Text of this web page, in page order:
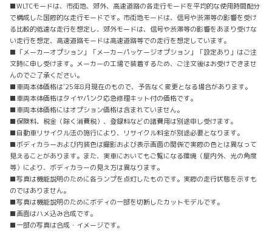
■WLTCモードは、市街地、郊外、高速道路の各走行モードを平均的な使用時間配分
で構成した国際的な走行モードです。市街地モードは、信号や渋滞等の影響を受け
る比較的低速な走行を想定し、郊外モードは、信号や渋滞等の影響をあまり受けな
い走行を想定、高速道路モードは高速道路等での走行を想定しています。
■「メーカーオプション」「メーカーパッケージオプション」「設定あり」はご注
文時に申し受けます。メーカーの工場で装着するため、ご注文後はお受けできませ
んのでご了承ください。
■車両本体価格は'25年8月現在のもので、予告なく変更となる場合があります。
■車両本体価格はタイヤパンク応急修理キット付の価格です。
■車両本体価格にはオプション価格は含まれていません。
■保険料、税金（除く消費税）、登録料などの諸費用は別途申し受けます。
■自動車リサイクル法の施行により、リサイクル料金が別途必要となります。
■ボディカラーおよび内装色は撮影および表示画面の関係で実際の色とは異なって
見えることがあります。また、実車においてもご覧になる環境（屋内外、光の角度
等）により、ボディカラーの見え方は異なります。
■写真は機能説明のために各ランプを点灯したものです。実際の走行状態を示すも
のではありません。
■写真は機能説明のためにボディの一部を切断したカットモデルです。
■画面はハメ込み合成です。
■一部の写真は合成・イメージです。